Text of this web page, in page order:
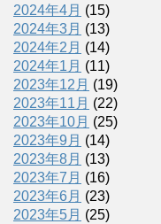
2024年4月 (15)
2024年3月 (13)
2024年2月 (14)
2024年1月 (11)
2023年12月 (19)
2023年11月 (22)
2023年10月 (25)
2023年9月 (14)
2023年8月 (13)
2023年7月 (16)
2023年6月 (23)
2023年5月 (25)